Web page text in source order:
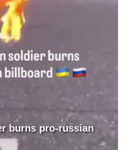
burns pro-russian